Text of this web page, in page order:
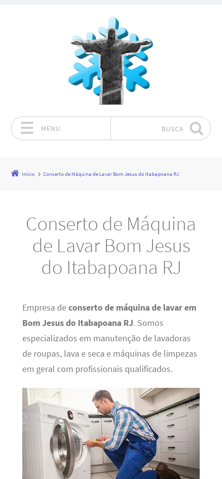
MENU BUSCA
Início Conserto de Máquina de Lavar Bom Jesus do Itabapoana RJ
Conserto de Máquina
de Lavar Bom Jesus
do Itabapoana RJ
Empresa deconserto de máquina de lavar em
Bom Jesus do Itabapoana RJ. Somos
especializados em manutenção de lavadoras
de roupas, lava e seca e máquinas de limpezas
em geral com profissionais qualificados.